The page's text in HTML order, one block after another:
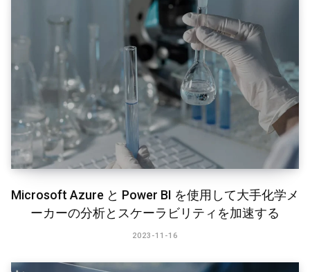
Microsoft Azure と Power BI を使用して大手化学メ
ーカーの分析とスケーラビリティを加速する
2023-11-16